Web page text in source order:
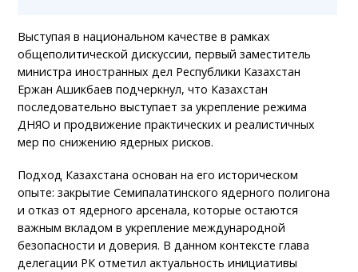
Выступая в национальном качестве в рамках
общеполитической дискуссии, первый заместитель
министра иностранных дел Республики Казахстан
Ержан Ашикбаев подчеркнул, что Казахстан
последовательно выступает за укрепление режима
ДНЯО и продвижение практических и реалистичных
мер по снижению ядерных рисков.
Подход Казахстана основан на его историческом
опыте: закрытие Семипалатинского ядерного полигона
и отказ от ядерного арсенала, которые остаются
важным вкладом в укрепление международной
безопасности и доверия. В данном контексте глава
делегации РК отметил актуальность инициативы